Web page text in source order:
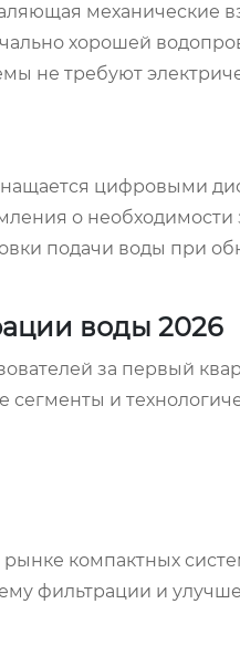
механические
хорошей
не требуют
цифровыми
о необходимости
подачи воды при
воды 2026
за первый
и
компактных
фильтрации и